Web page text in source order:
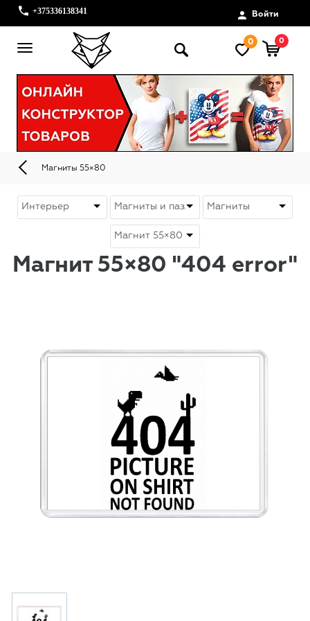
+375336138341 Войти
0 0
Магниты 55×80
Магнит 55×80 "404 error"